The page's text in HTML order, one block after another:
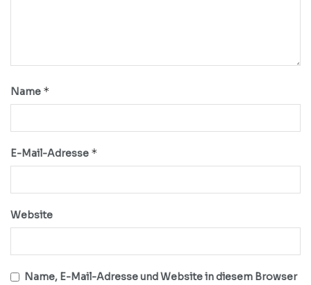
Name *
E-Mail-Adresse *
Website
Name, E-Mail-Adresse und Website in diesem Browser